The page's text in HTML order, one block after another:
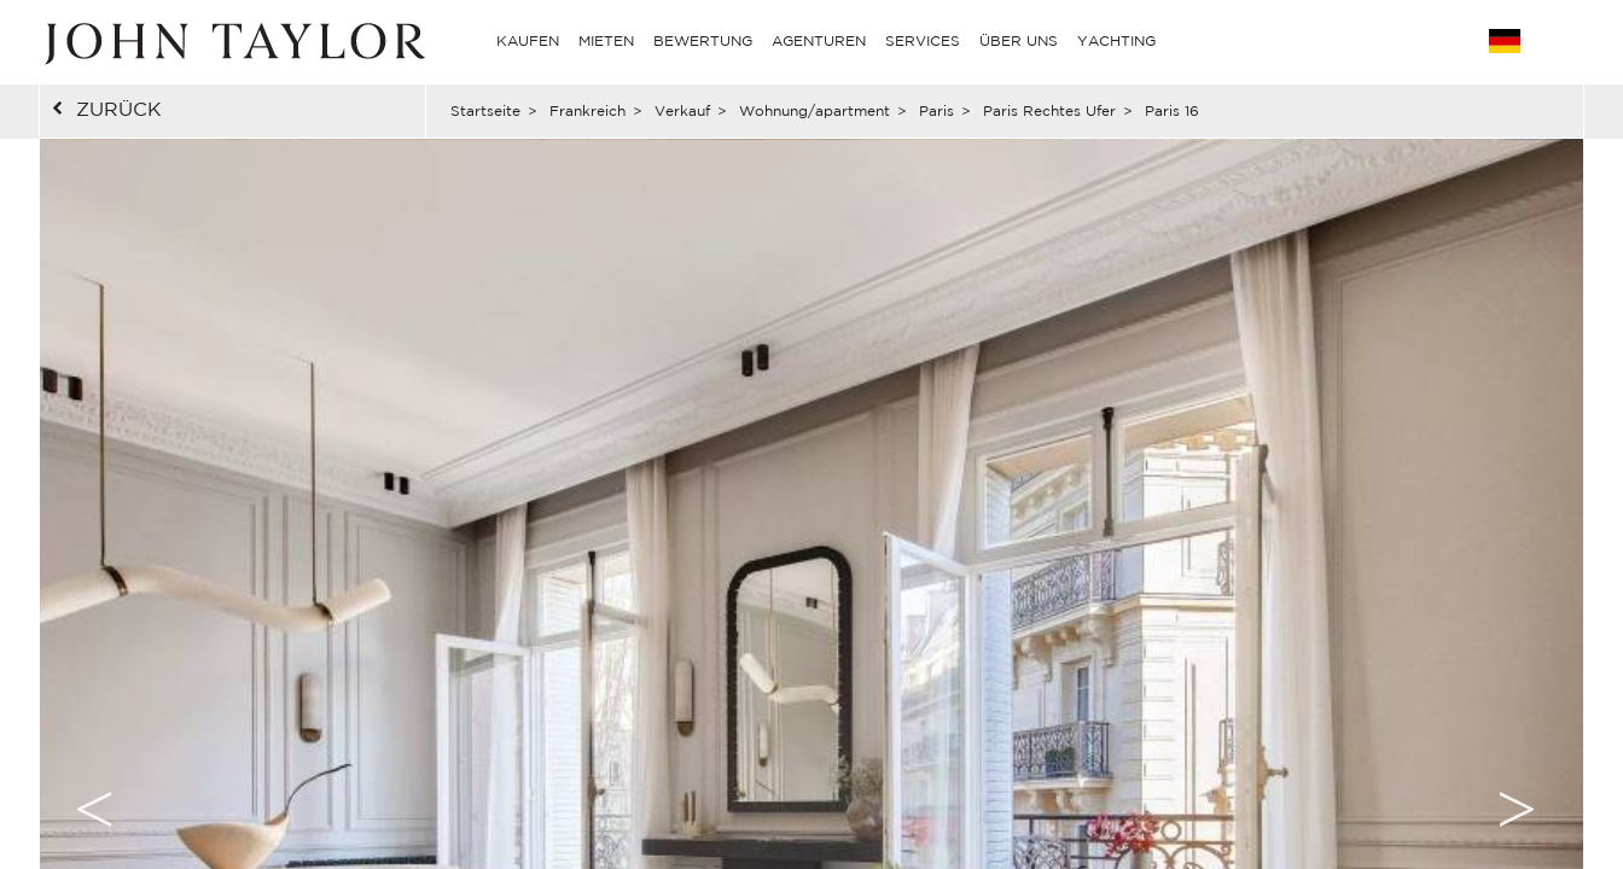
KAUFEN MIETEN BEWERTUNG AGENTUREN SERVICES ÜBER UNS YACHTING
ZURÜCK Startseite > Frankreich > Verkauf > Wohnung/apartment > Paris > Paris Rechtes Ufer > Paris 16